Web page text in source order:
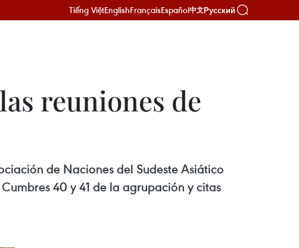
Tiếng ViệtEnglishFrançaisEspañol中文Русский
reuniones de
de Naciones del Sudeste Asiático
40 y 41 de la agrupación y citas